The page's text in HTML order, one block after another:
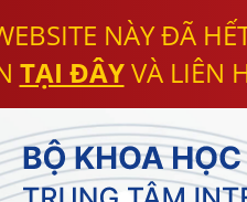
NÀY ĐÃ
TẠI ĐÂYVÀ LIÊN